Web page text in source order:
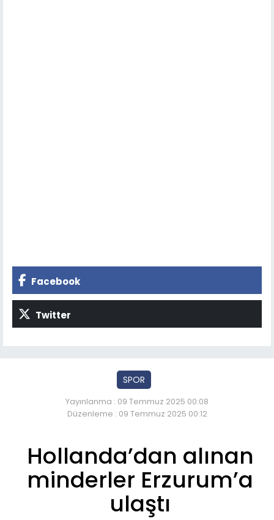
Facebook
Twitter
SPOR
Yayınlanma : 09 Temmuz 2025 00:08
Düzenleme : 09 Temmuz 2025 00:12
Hollanda’dan alınan
minderler Erzurum’a
ulaştı